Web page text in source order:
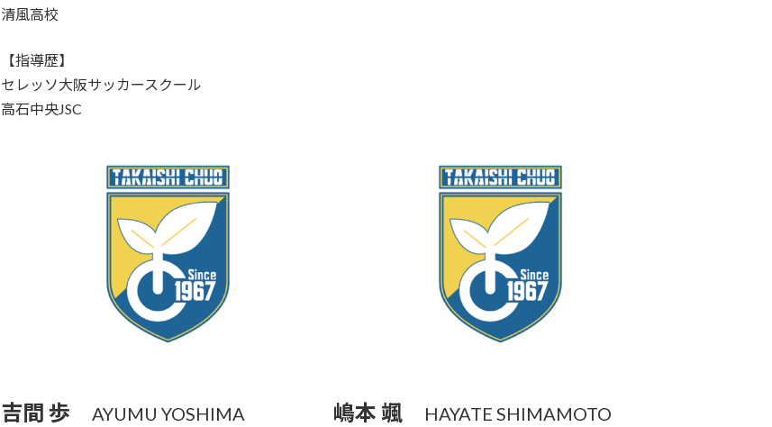
清風高校
【指導歴】
セレッソ大阪サッカースクール
高石中央JSC
吉間 歩 AYUMU YOSHIMA 嶋本 颯 HAYATE SHIMAMOTO